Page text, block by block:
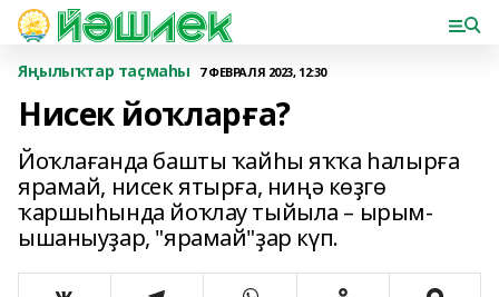
Яңылыҡтар таҫмаһы 7 ФЕВРАЛЯ 2023, 12:30
Нисек йоҡларға?
Йоҡлағанда башты ҡайһы яҡҡа һалырға
ярамай, нисек ятырға, ниңә көҙгө
ҡаршыһында йоҡлау тыйыла – ырым-
ышаныуҙар, "ярамай"ҙар күп.